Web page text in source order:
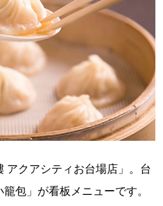
アクアシティお台場店」。台
包」が看板メニューです。